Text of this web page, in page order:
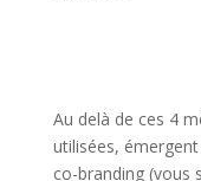
Au delà de ces 4
utilisées,
co-branding (vous